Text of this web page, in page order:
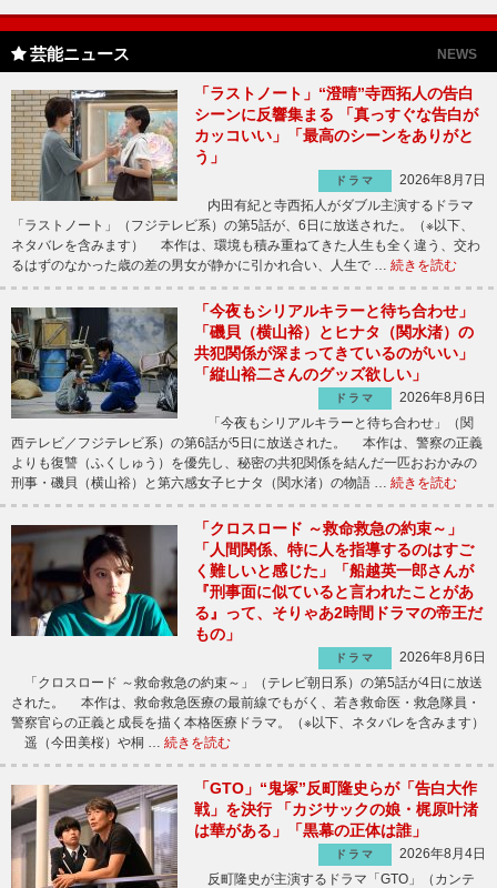
芸能ニュース NEWS
「ラストノート」“澄晴”寺西拓人の告白
シーンに反響集まる 「真っすぐな告白が
カッコいい」「最高のシーンをありがと
う」
ドラマ
2026年8月7日
内田有紀と寺西拓人がダブル主演するドラマ
「ラストノート」（フジテレビ系）の第5話が、6日に放送された。（※以下、
ネタバレを含みます） 本作は、環境も積み重ねてきた人生も全く違う、交わ
るはずのなかった歳の差の男女が静かに引かれ合い、人生で … 続きを読む
「今夜もシリアルキラーと待ち合わせ」
「磯貝（横山裕）とヒナタ（関水渚）の
共犯関係が深まってきているのがいい」
「縦山裕二さんのグッズ欲しい」
ドラマ
2026年8月6日
「今夜もシリアルキラーと待ち合わせ」（関
西テレビ／フジテレビ系）の第6話が5日に放送された。 本作は、警察の正義
よりも復讐（ふくしゅう）を優先し、秘密の共犯関係を結んだ一匹おおかみの
刑事・磯貝（横山裕）と第六感女子ヒナタ（関水渚）の物語 … 続きを読む
「クロスロード ～救命救急の約束～」
「人間関係、特に人を指導するのはすご
く難しいと感じた」「船越英一郎さんが
『刑事面に似ていると言われたことがあ
る』って、そりゃあ2時間ドラマの帝王だ
もの」
ドラマ
2026年8月6日
「クロスロード ～救命救急の約束～」（テレビ朝日系）の第5話が4日に放送
された。 本作は、救命救急医療の最前線でもがく、若き救命医・救急隊員・
警察官らの正義と成長を描く本格医療ドラマ。（※以下、ネタバレを含みます）
遥（今田美桜）や桐 … 続きを読む
「GTO」“鬼塚”反町隆史らが「告白大作
戦」を決行 「カジサックの娘・梶原叶渚
は華がある」「黒幕の正体は誰」
ドラマ
2026年8月4日
反町隆史が主演するドラマ「GTO」（カンテ